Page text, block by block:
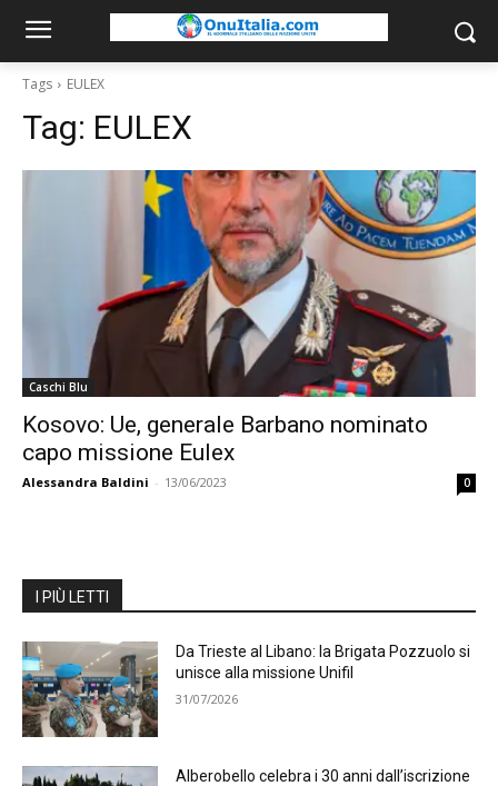
Tags EULEX
Tag: EULEX
Caschi Blu
Kosovo: Ue, generale Barbano nominato
capo missione Eulex
Alessandra Baldini - 13/06/2023 0
I PIÙ LETTI
Da Trieste al Libano: la Brigata Pozzuolo si
unisce alla missione Unifil
31/07/2026
Alberobello celebra i 30 anni dall’iscrizione